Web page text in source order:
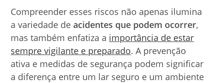
Compreender esses riscos não apenas ilumina
a variedade deacidentes que podem ocorrer,
mas também enfatiza a importância de estar
sempre vigilante e preparado. A prevenção
ativa e medidas de segurança podem significar
a diferença entre um lar seguro e um ambiente